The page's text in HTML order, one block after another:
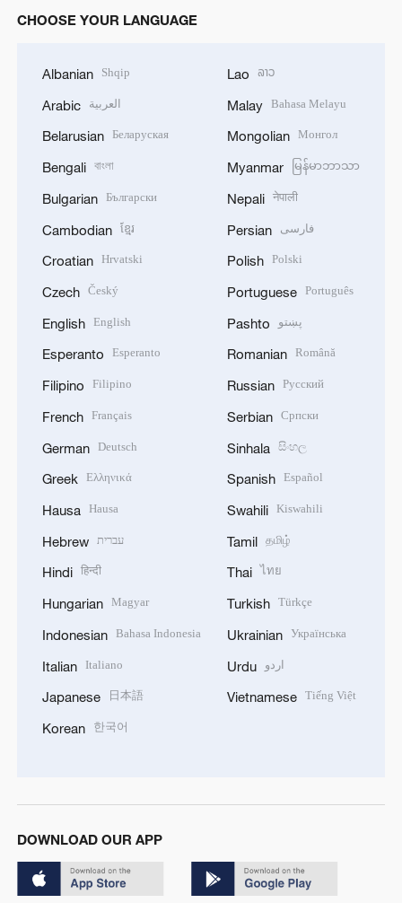
CHOOSE YOUR LANGUAGE
Albanian Shqip
Arabic العربية
Belarusian Беларуская
Bengali বাংলা
Bulgarian Български
Cambodian ខ្មែរ
Croatian Hrvatski
Czech Český
English English
Esperanto Esperanto
Filipino Filipino
French Français
German Deutsch
Greek Ελληνικά
Hausa Hausa
Hebrew עברית
Hindi हिन्दी
Hungarian Magyar
Indonesian Bahasa Indonesia
Italian Italiano
Japanese 日本語
Korean 한국어
Lao ລາວ
Malay Bahasa Melayu
Mongolian Монгол
Myanmar မြန်မာဘာသာ
Nepali नेपाली
Persian فارسی
Polish Polski
Portuguese Português
Pashto پښتو
Romanian Română
Russian Русский
Serbian Српски
Sinhala සිංහල
Spanish Español
Swahili Kiswahili
Tamil தமிழ்
Thai ไทย
Turkish Türkçe
Ukrainian Українська
Urdu اردو
Vietnamese Tiếng Việt
DOWNLOAD OUR APP